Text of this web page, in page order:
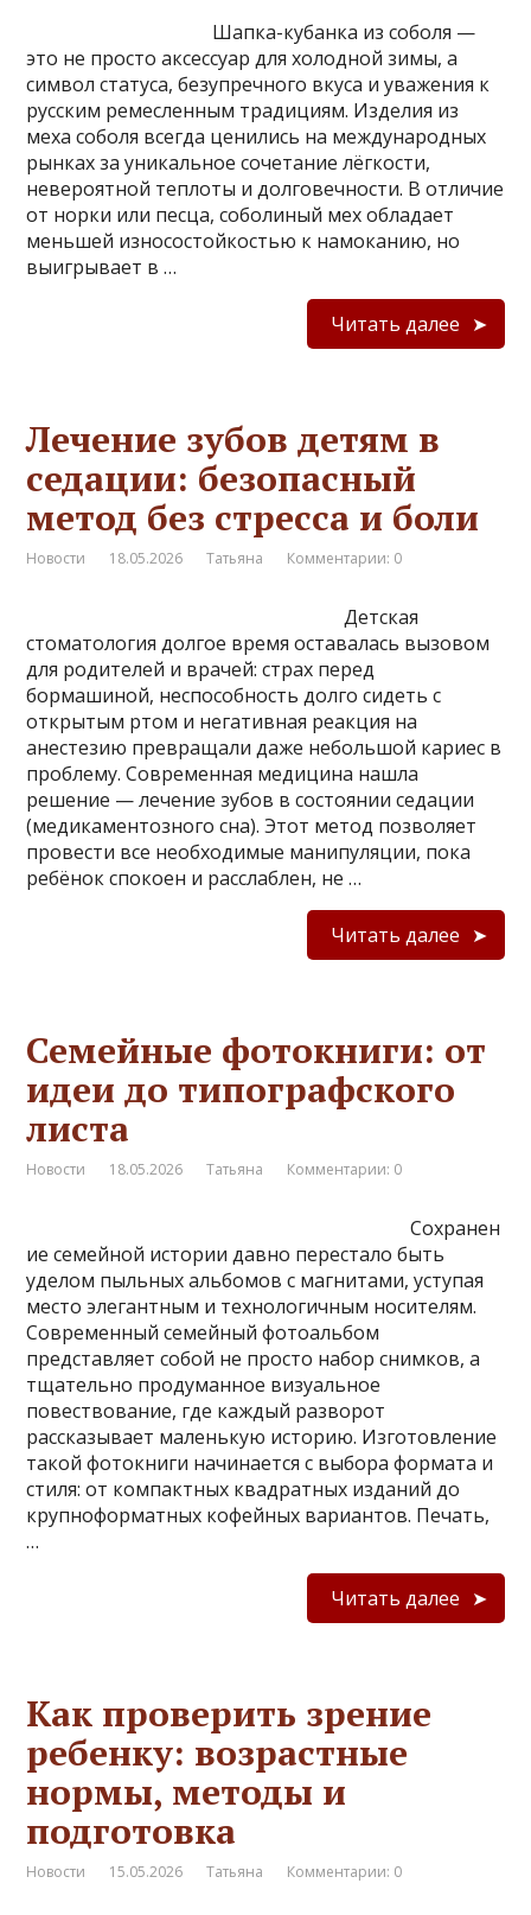
Шапка-кубанка из соболя —
это не просто аксессуар для холодной зимы, а
символ статуса, безупречного вкуса и уважения к
русским ремесленным традициям. Изделия из
меха соболя всегда ценились на международных
рынках за уникальное сочетание лёгкости,
невероятной теплоты и долговечности. В отличие
от норки или песца, соболиный мех обладает
меньшей износостойкостью к намоканию, но
выигрывает в …
Читать далее
Лечение зубов детям в
седации: безопасный
метод без стресса и боли
Новости 18.05.2026 Татьяна Комментарии: 0
Детская
стоматология долгое время оставалась вызовом
для родителей и врачей: страх перед
бормашиной, неспособность долго сидеть с
открытым ртом и негативная реакция на
анестезию превращали даже небольшой кариес в
проблему. Современная медицина нашла
решение — лечение зубов в состоянии седации
(медикаментозного сна). Этот метод позволяет
провести все необходимые манипуляции, пока
ребёнок спокоен и расслаблен, не …
Читать далее
Семейные фотокниги: от
идеи до типографского
листа
Новости 18.05.2026 Татьяна Комментарии: 0
Сохранен
ие семейной истории давно перестало быть
уделом пыльных альбомов с магнитами, уступая
место элегантным и технологичным носителям.
Современный семейный фотоальбом
представляет собой не просто набор снимков, а
тщательно продуманное визуальное
повествование, где каждый разворот
рассказывает маленькую историю. Изготовление
такой фотокниги начинается с выбора формата и
стиля: от компактных квадратных изданий до
крупноформатных кофейных вариантов. Печать,
…
Читать далее
Как проверить зрение
ребенку: возрастные
нормы, методы и
подготовка
Новости 15.05.2026 Татьяна Комментарии: 0